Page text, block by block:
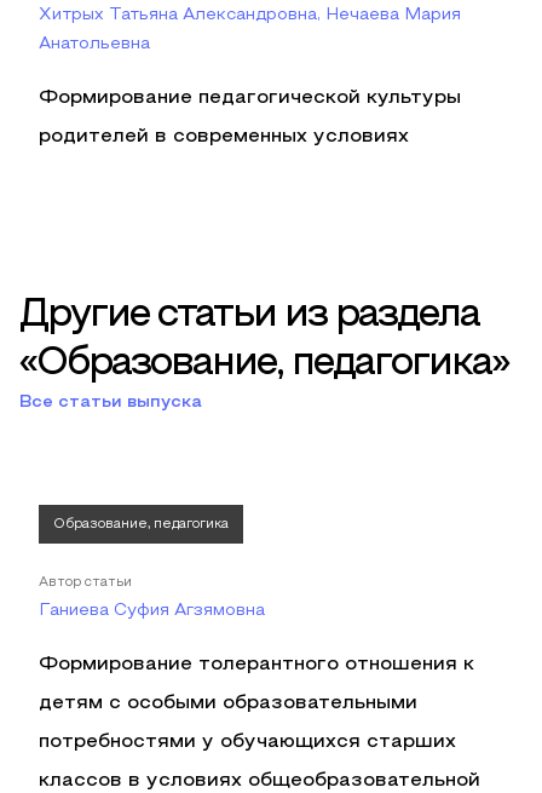
Хитрых Татьяна Александровна, Нечаева Мария
Анатольевна
Формирование педагогической культуры
родителей в современных условиях
Другие статьи из раздела
«Образование, педагогика»
Все статьи выпуска
Образование, педагогика
Автор статьи
Ганиева Суфия Агзямовна
Формирование толерантного отношения к
детям с особыми образовательными
потребностями у обучающихся старших
классов в условиях общеобразовательной